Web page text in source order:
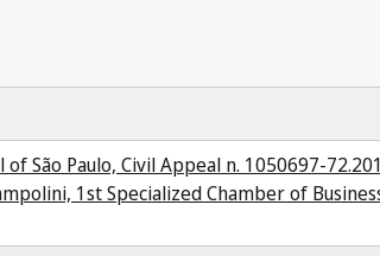
São Paulo, Civil Appeal n. 1050697-
1st Specialized Chamber of